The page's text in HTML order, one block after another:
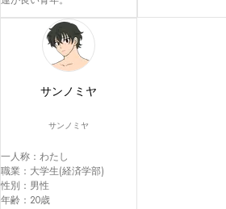
サンノミヤ
サンノミヤ
一人称：わたし
職業：大学生(経済学部)
性別：男性
年齢：20歳